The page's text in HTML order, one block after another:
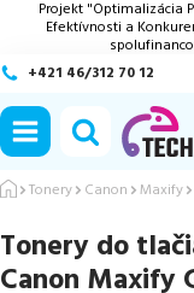
Projekt "Optimalizácia
Efektívnosti a
+421 46/312 70 12
Tonery Canon Maxify
Tonery do
Canon Maxify